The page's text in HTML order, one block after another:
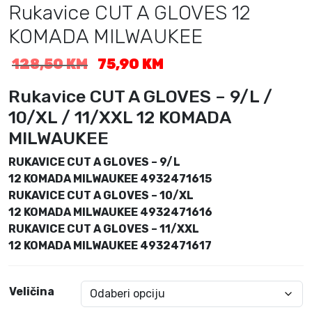
Rukavice CUT A GLOVES 12
KOMADA MILWAUKEE
128,50KM
v
o
r
n
c
i
j
e
n
a
l
a
75,90 KM
e
n
u
a
c
i
j
e
n
:
Rukavice CUT A GLOVES – 9/L /
10/XL / 11/XXL 12 KOMADA
MILWAUKEE
RUKAVICE CUT A GLOVES – 9/L
12 KOMADA MILWAUKEE 4932471615
RUKAVICE CUT A GLOVES – 10/XL
12 KOMADA MILWAUKEE 4932471616
RUKAVICE CUT A GLOVES – 11/XXL
12 KOMADA MILWAUKEE 4932471617
Veličina